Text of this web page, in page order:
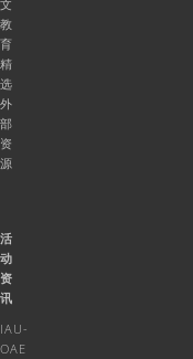
文
教
育
精
选
外
部
资
源
活
动
资
讯
IAU-
OAE